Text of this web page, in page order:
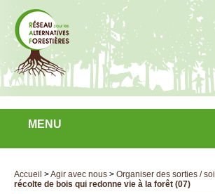
MENU
Accueil >Agir avec nous > Organiser des sorties /
récolte de bois qui redonne vie à la forêt (07)